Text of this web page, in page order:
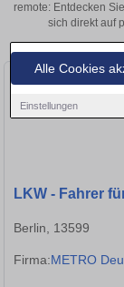
Alle Cookies
Einstellungen
remote: Entdecken
sich direkt auf
LKW - Fahrer
Berlin, 13599
Firma:METRO